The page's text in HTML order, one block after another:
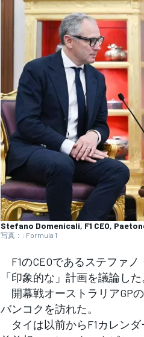
WEC
Stefano Domenicali, F1 CEO,
写真：: Formula 1
F1のCEOであるステファ
「印象的な」計画を議論した
開幕戦オーストラリアGP
バンコクを訪れた。
タイは以前からF1カレン